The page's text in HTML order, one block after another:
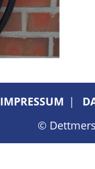
IMPRESSUM
©